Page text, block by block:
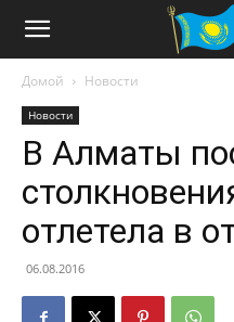
Домой Новости
Новости
В Алматы
отлетела в
06.08.2016